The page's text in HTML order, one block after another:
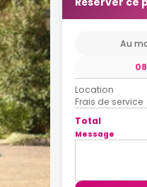
Au
Location
Frais de service
Total
Message